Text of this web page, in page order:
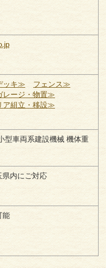
ッキ≫
フェンス≫
レージ・物置≫
ア組立・移設≫
型車両系建設機械 機体重
県内にご対応
能